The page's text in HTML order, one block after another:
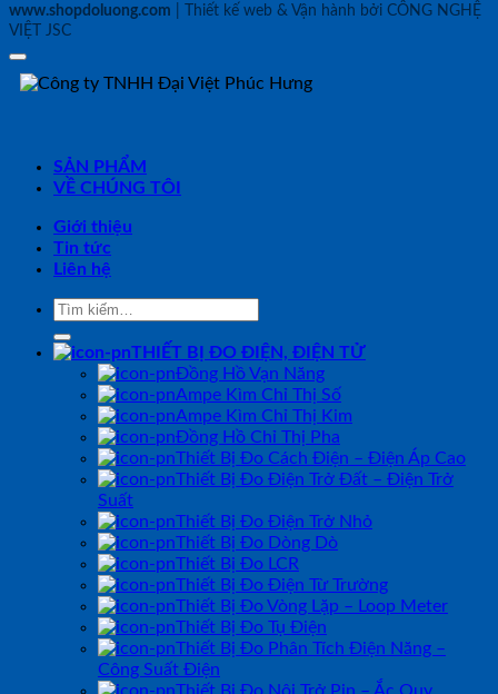
www.shopdoluong.com | Thiết kế web & Vận hành bởi CÔNG NGHỆ
VIỆT JSC
SẢN PHẨM
VỀ CHÚNG TÔI
Giới thiệu
Tin tức
Liên hệ
Tìm
THIẾT BỊ ĐO ĐIỆN, ĐIỆN TỬ
Đồng Hồ Vạn Năng
Ampe Kìm Chỉ Thị Số
Ampe Kìm Chỉ Thị Kim
Đồng Hồ Chỉ Thị Pha
Thiết Bị Đo Cách Điện – Điện Áp Cao
Thiết Bị Đo Điện Trở Đất – Điện Trở
Suất
Thiết Bị Đo Điện Trở Nhỏ
Thiết Bị Đo Dòng Dò
Thiết Bị Đo LCR
Thiết Bị Đo Điện Từ Trường
Thiết Bị Đo Vòng Lặp – Loop Meter
Thiết Bị Đo Tụ Điện
Thiết Bị Đo Phân Tích Điện Năng –
Công Suất Điện
Thiết Bị Đo Nội Trở Pin – Ắc Quy